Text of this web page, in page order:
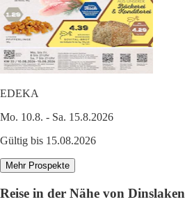
EDEKA
Mo. 10.8. - Sa. 15.8.2026
Gültig bis 15.08.2026
Mehr Prospekte
Reise in der Nähe von Dinslaken